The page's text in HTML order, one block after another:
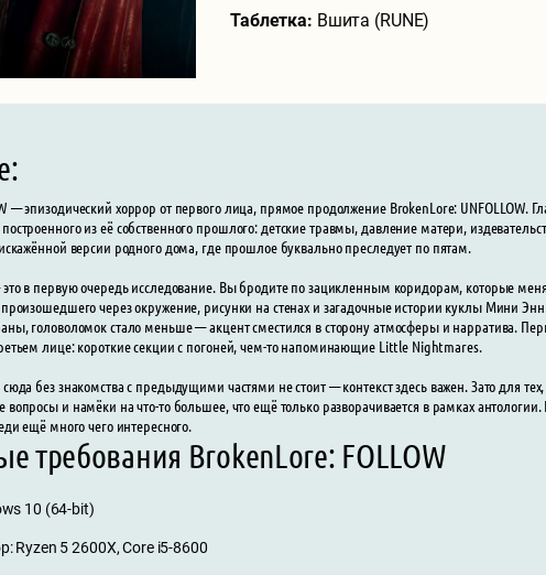
Таблетка: Вшита (RUNE)
— эпизодический хоррор от первого лица, прямое продолжение BrokenLore: UNFOLLOW.
из её собственного прошлого: детские травмы, давление матери,
версии родного дома, где прошлое буквально преследует по пятам.
в первую очередь исследование. Вы бродите по зацикленным коридорам, которые
через окружение, рисунки на стенах и загадочные истории куклы Мини
головоломок стало меньше — акцент сместился в сторону атмосферы и нарратива.
лице: короткие секции с погоней, чем-то напоминающие Little Nightmares.
без знакомства с предыдущими частями не стоит — контекст здесь важен. Зато для тех,
и намёки на что-то большее, что ещё только разворачивается в рамках
ещё много чего интересного.
требования BrokenLore: FOLLOW
10 (64-bit)
Ryzen 5 2600X, Core i5-8600